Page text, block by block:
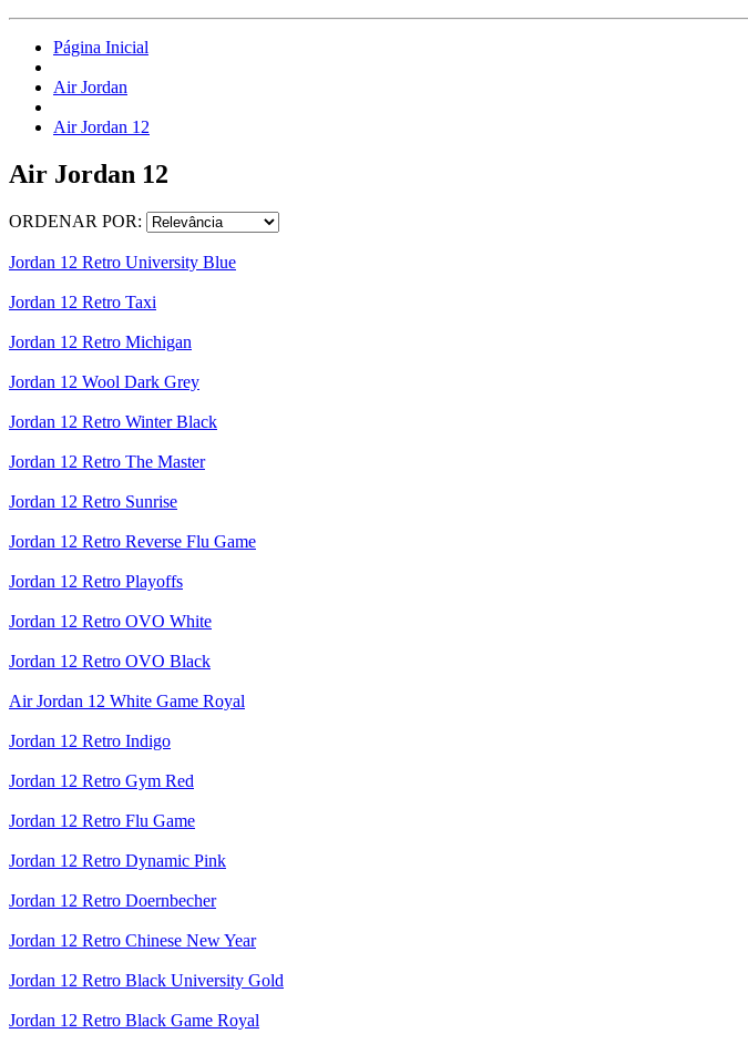
Página Inicial
Air Jordan
Air Jordan 12
Air Jordan 12
ORDENAR POR:
Jordan 12 Retro University Blue
Jordan 12 Retro Taxi
Jordan 12 Retro Michigan
Jordan 12 Wool Dark Grey
Jordan 12 Retro Winter Black
Jordan 12 Retro The Master
Jordan 12 Retro Sunrise
Jordan 12 Retro Reverse Flu Game
Jordan 12 Retro Playoffs
Jordan 12 Retro OVO White
Jordan 12 Retro OVO Black
Air Jordan 12 White Game Royal
Jordan 12 Retro Indigo
Jordan 12 Retro Gym Red
Jordan 12 Retro Flu Game
Jordan 12 Retro Dynamic Pink
Jordan 12 Retro Doernbecher
Jordan 12 Retro Chinese New Year
Jordan 12 Retro Black University Gold
Jordan 12 Retro Black Game Royal